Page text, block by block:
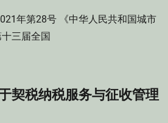
年第28号 《中华人民共和国城市
三届全国
契税纳税服务与征收管理